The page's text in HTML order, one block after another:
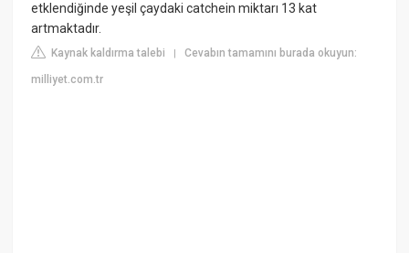
etklendiğinde yeşil çaydaki catchein miktarı 13 kat
artmaktadır.
Kaynak kaldırma talebi |Cevabın tamamını burada okuyun:
milliyet.com.tr